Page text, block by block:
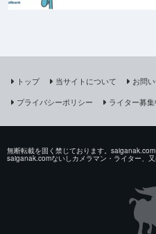
トップ 当サイトについて お問
プライバシーポリシー
ライター募集
無断転載を固く禁じております。
saiganak.comないしカメラマン・ライター、